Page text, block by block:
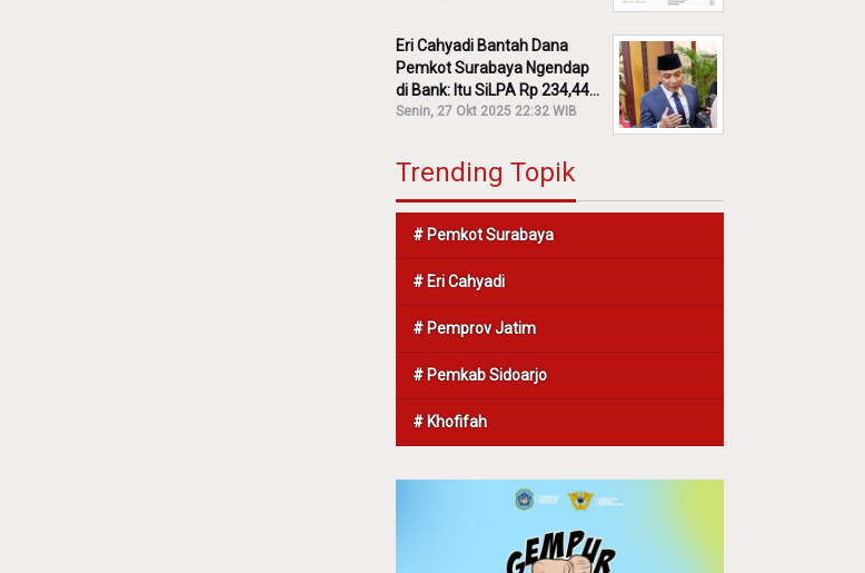
Eri Cahyadi Bantah Dana
Pemkot Surabaya Ngendap
di Bank: Itu SiLPA Rp 234,44
M!
Senin, 27 Okt 2025 22:32 WIB
Trending Topik
# Pemkot Surabaya
# Eri Cahyadi
# Pemprov Jatim
# Pemkab Sidoarjo
# Khofifah